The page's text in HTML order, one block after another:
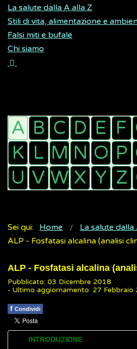
La salute dalla A alla Z
Stili di vita, alimentazione e
Falsi miti e bufale
Chi siamo
Sei qui: Home La salute dalla
ALP - Fosfatasi alcalina (analisi
ALP - Fosfatasi alcalina
Pubblicato: 03 Dicembre 2018
- Ultimo aggiornamento: 27 Febbraio
f Condividi
INTRODUZIONE